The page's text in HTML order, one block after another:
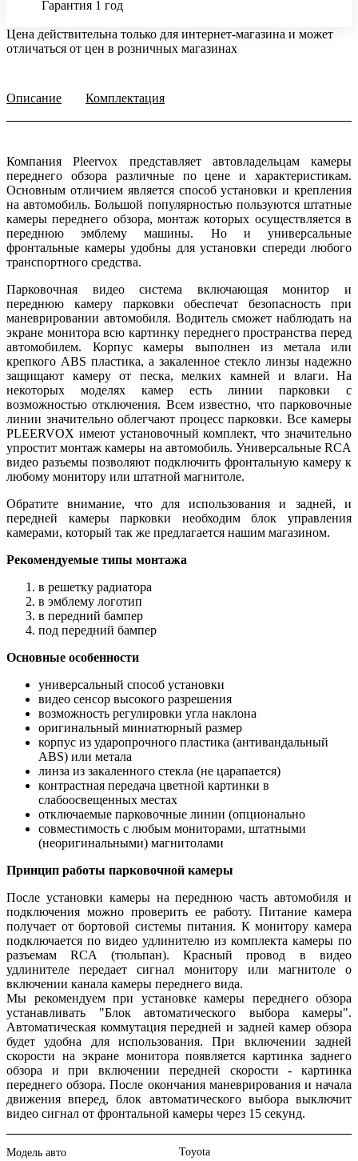
Гарантия 1 год
Цена действительна только для интернет-магазина и может
отличаться от цен в розничных магазинах
Описание Комплектация
Компания Pleervox представляет автовладельцам камеры
переднего обзора различные по цене и характеристикам.
Основным отличием является способ установки и крепления
на автомобиль. Большой популярностью пользуются штатные
камеры переднего обзора, монтаж которых осуществляется в
переднюю эмблему машины. Но и универсальные
фронтальные камеры удобны для установки спереди любого
транспортного средства.
Парковочная видео система включающая монитор и
переднюю камеру парковки обеспечат безопасность при
маневрировании автомобиля. Водитель сможет наблюдать на
экране монитора всю картинку переднего пространства перед
автомобилем. Корпус камеры выполнен из метала или
крепкого ABS пластика, а закаленное стекло линзы надежно
защищают камеру от песка, мелких камней и влаги. На
некоторых моделях камер есть линии парковки с
возможностью отключения. Всем известно, что парковочные
линии значительно облегчают процесс парковки. Все камеры
PLEERVOX имеют установочный комплект, что значительно
упростит монтаж камеры на автомобиль. Универсальные RCA
видео разъемы позволяют подключить фронтальную камеру к
любому монитору или штатной магнитоле.
Обратите внимание, что для использования и задней, и
передней камеры парковки необходим блок управления
камерами, который так же предлагается нашим магазином.
Рекомендуемые типы монтажа
в решетку радиатора
в эмблему логотип
в передний бампер
под передний бампер
Основные особенности
универсальный способ установки
видео сенсор высокого разрешения
возможность регулировки угла наклона
оригинальный миниатюрный размер
корпус из ударопрочного пластика (антивандальный
ABS) или метала
линза из закаленного стекла (не царапается)
контрастная передача цветной картинки в
слабоосвещенных местах
отключаемые парковочные линии (опционально
совместимость с любым мониторами, штатными
(неоригинальными) магнитолами
Принцип работы парковочной камеры
После установки камеры на переднюю часть автомобиля и
подключения можно проверить ее работу. Питание камера
получает от бортовой системы питания. К монитору камера
подключается по видео удлинителю из комплекта камеры по
разъемам RCA (тюльпан). Красный провод в видео
удлинителе передает сигнал монитору или магнитоле о
включении канала камеры переднего вида.
Мы рекомендуем при установке камеры переднего обзора
устанавливать "Блок автоматического выбора камеры".
Автоматическая коммутация передней и задней камер обзора
будет удобна для использования. При включении задней
скорости на экране монитора появляется картинка заднего
обзора и при включении передней скорости - картинка
переднего обзора. После окончания маневрирования и начала
движения вперед, блок автоматического выбора выключит
видео сигнал от фронтальной камеры через 15 секунд.
Модель авто Toyota